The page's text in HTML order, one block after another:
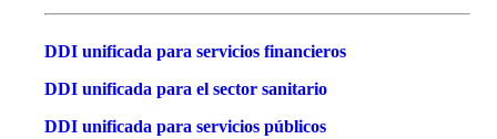
DDI unificada para servicios financieros
DDI unificada para el sector sanitario
DDI unificada para servicios públicos